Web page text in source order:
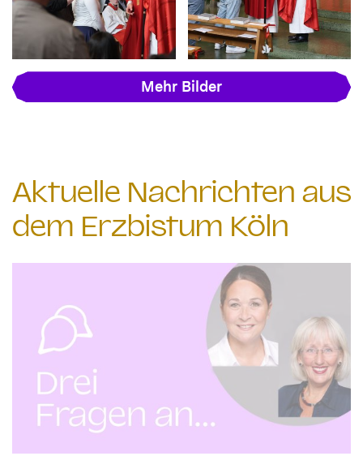
Mehr Bilder
Aktuelle Nachrichten aus
dem Erzbistum Köln